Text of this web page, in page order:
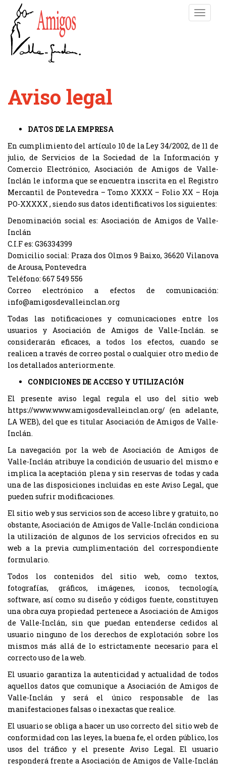
Aviso legal
DATOS DE LA EMPRESA
En cumplimiento del artículo 10 de la Ley 34/2002, de 11 de
julio, de Servicios de la Sociedad de la Información y
Comercio Electrónico, Asociación de Amigos de Valle-
Inclán le informa que se encuentra inscrita en el Registro
Mercantil de Pontevedra – Tomo XXXX – Folio XX – Hoja
PO-XXXXX , siendo sus datos identificativos los siguientes:
Denominación social es: Asociación de Amigos de Valle-
Inclán
C.I.F es: G36334399
Domicilio social: Praza dos Olmos 9 Baixo, 36620 Vilanova
de Arousa, Pontevedra
Teléfono: 667 549 556
Correo electrónico a efectos de comunicación:
info@amigosdevalleinclan.org
Todas las notificaciones y comunicaciones entre los
usuarios y Asociación de Amigos de Valle-Inclán. se
considerarán eficaces, a todos los efectos, cuando se
realicen a través de correo postal o cualquier otro medio de
los detallados anteriormente.
CONDICIONES DE ACCESO Y UTILIZACIÓN
El presente aviso legal regula el uso del sitio web
https://www.www.amigosdevalleinclan.org/ (en adelante,
LA WEB), del que es titular Asociación de Amigos de Valle-
Inclán.
La navegación por la web de Asociación de Amigos de
Valle-Inclán atribuye la condición de usuario del mismo e
implica la aceptación plena y sin reservas de todas y cada
una de las disposiciones incluidas en este Aviso Legal, que
pueden sufrir modificaciones.
El sitio web y sus servicios son de acceso libre y gratuito, no
obstante, Asociación de Amigos de Valle-Inclán condiciona
la utilización de algunos de los servicios ofrecidos en su
web a la previa cumplimentación del correspondiente
formulario.
Todos los contenidos del sitio web, como textos,
fotografías, gráficos, imágenes, iconos, tecnología,
software, así como su diseño y códigos fuente, constituyen
una obra cuya propiedad pertenece a Asociación de Amigos
de Valle-Inclán, sin que puedan entenderse cedidos al
usuario ninguno de los derechos de explotación sobre los
mismos más allá de lo estrictamente necesario para el
correcto uso de la web.
El usuario garantiza la autenticidad y actualidad de todos
aquellos datos que comunique a Asociación de Amigos de
Valle-Inclán y será el único responsable de las
manifestaciones falsas o inexactas que realice.
El usuario se obliga a hacer un uso correcto del sitio web de
conformidad con las leyes, la buena fe, el orden público, los
usos del tráfico y el presente Aviso Legal. El usuario
responderá frente a Asociación de Amigos de Valle-Inclán